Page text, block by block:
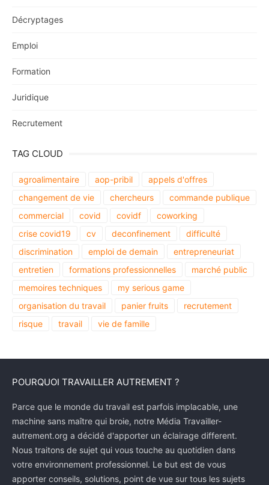
Décryptages
Emploi
Formation
Juridique
Recrutement
TAG CLOUD
agroalimentaire aop-pribil
appels d'offres
changement de vie
chercheurs
commande publique
commercial
covid covidf
coworking
crise covid19
cv deconfinement
difficulté
discrimination
emploi de demain
entrepreneuriat
entretien
formations professionnelles
marché public
memoires techniques
my serious game
organisation du travail
panier fruits
recrutement
risque
travail vie de famille
POURQUOI TRAVAILLER AUTREMENT ?
Parce que le monde du travail est parfois implacable, une
machine sans maître qui broie, notre Média Travailler-
autrement.org a décidé d'apporter un éclairage different.
Nous traitons de sujet qui vous touche au quotidien dans
votre environnement professionnel. Le but est de vous
apporter conseils, solutions, point de vue sur tous les sujets